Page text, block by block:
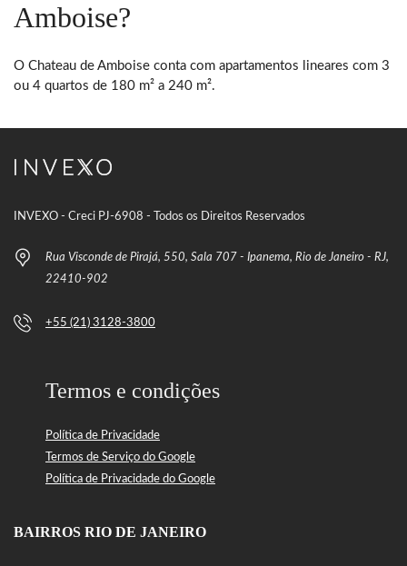
Amboise?
O Chateau de Amboise conta com apartamentos lineares com 3
ou 4 quartos de 180 m² a 240 m².
INVEXO - Creci PJ-6908 - Todos os Direitos Reservados
Rua Visconde de Pirajá, 550, Sala 707 - Ipanema, Rio de Janeiro - RJ,
22410-902
+55 (21) 3128-3800
Termos e condições
Política de Privacidade
Termos de Serviço do Google
Política de Privacidade do Google
BAIRROS RIO DE JANEIRO